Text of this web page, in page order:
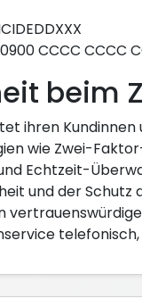
CCCC CCCC
beim
ihren
wie Zwei-
Echtzeit-
und der Schutz